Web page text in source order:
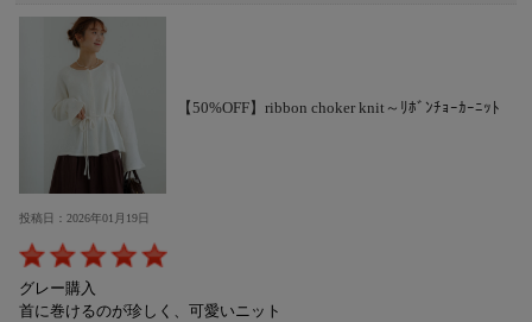
【50%OFF】ribbon choker knit～ﾘﾎﾞﾝﾁｮｰｶｰﾆｯﾄ
投稿日：2026年01月19日
グレー購入
首に巻けるのが珍しく、可愛いニット